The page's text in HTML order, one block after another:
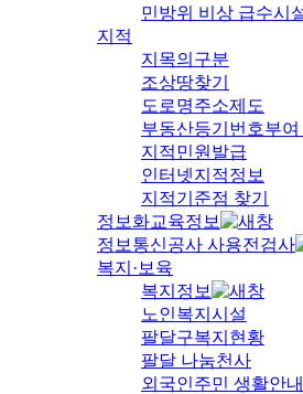
민방위 비상 급수시
지적
지목의구분
조상땅찾기
도로명주소제도
부동산등기번호부여
지적민원발급
인터넷지적정보
지적기준점 찾기
정보화교육정보
정보통신공사 사용전검사
복지·보육
복지정보
노인복지시설
팔달구복지현황
팔달 나눔천사
외국인주민 생활안